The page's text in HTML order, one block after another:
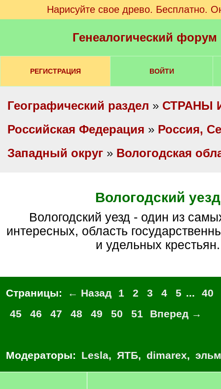
Нарисуйте свое древо. Бесплатно.
Генеалогический
РЕГИСТРАЦИЯ ВОЙТИ
Географический раздел » СТРАНЫ
Российская Федерация » Россия,
Западный округ » Вологодская
Вологодский уезд
Вологодский уезд - один из самых трудных и
интересных, область
и удельных крестьян.
Страницы: ← Назад 1 2 3 4 5 ...
40
45
46 47 48 49 50 51 Вперед →
Модераторы: Lesla, ЯТБ, dimarex,